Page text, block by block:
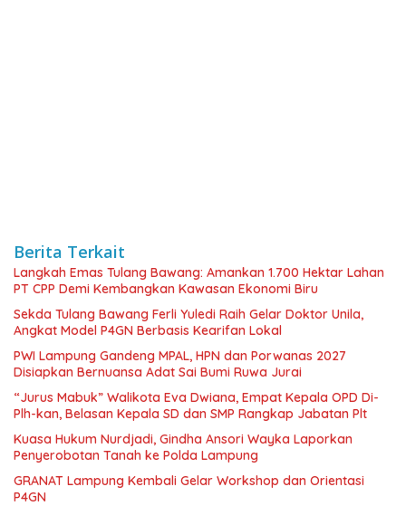
Berita Terkait
Langkah Emas Tulang Bawang: Amankan 1.700 Hektar Lahan
PT CPP Demi Kembangkan Kawasan Ekonomi Biru
Sekda Tulang Bawang Ferli Yuledi Raih Gelar Doktor Unila,
Angkat Model P4GN Berbasis Kearifan Lokal
PWI Lampung Gandeng MPAL, HPN dan Porwanas 2027
Disiapkan Bernuansa Adat Sai Bumi Ruwa Jurai
“Jurus Mabuk” Walikota Eva Dwiana, Empat Kepala OPD Di-
Plh-kan, Belasan Kepala SD dan SMP Rangkap Jabatan Plt
Kuasa Hukum Nurdjadi, Gindha Ansori Wayka Laporkan
Penyerobotan Tanah ke Polda Lampung
GRANAT Lampung Kembali Gelar Workshop dan Orientasi
P4GN